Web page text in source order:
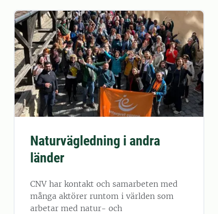
Naturvägledning i andra
länder
CNV har kontakt och samarbeten med
många aktörer runtom i världen som
arbetar med natur- och